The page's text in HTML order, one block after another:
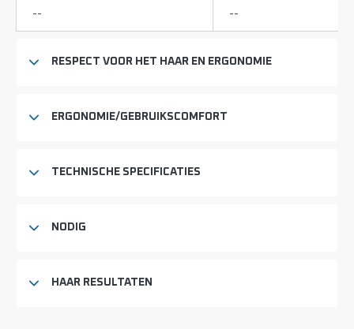
--
beschikbaar
--
beschikbaar
RESPECT VOOR HET HAAR EN ERGONOMIE
ERGONOMIE/GEBRUIKSCOMFORT
TECHNISCHE SPECIFICATIES
NODIG
HAAR RESULTATEN